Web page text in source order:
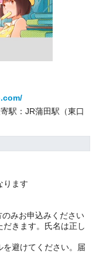
駅：JR蒲田駅（東口
ります
みお申込みください
きます。氏名は正し
避けてください。届